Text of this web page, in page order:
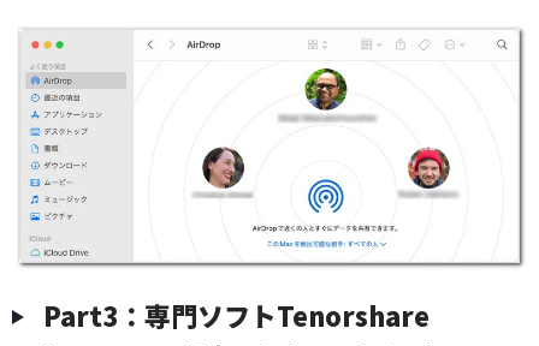
Part3：専門ソフトTenorshare